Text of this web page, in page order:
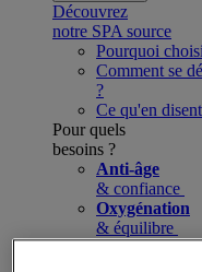
Découvrez
notre SPA source
Pourquoi
Comment se
?
Ce qu'en
Pour quels
besoins ?
Anti-âge
& confiance
Oxygénation
& équilibre
Anti-stress